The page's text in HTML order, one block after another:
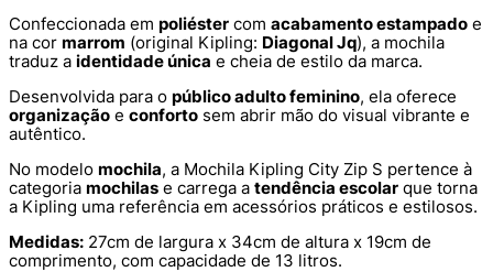
Confeccionada em poliéster com acabamento estampado e
na cor marrom (original Kipling: Diagonal Jq), a mochila
traduz a identidade única e cheia de estilo da marca.
Desenvolvida para o público adulto feminino, ela oferece
organização e conforto sem abrir mão do visual vibrante e
autêntico.
No modelo mochila, a Mochila Kipling City Zip S pertence à
categoria mochilas e carrega a tendência escolar que torna
a Kipling uma referência em acessórios práticos e estilosos.
Medidas: 27cm de largura x 34cm de altura x 19cm de
comprimento, com capacidade de 13 litros.